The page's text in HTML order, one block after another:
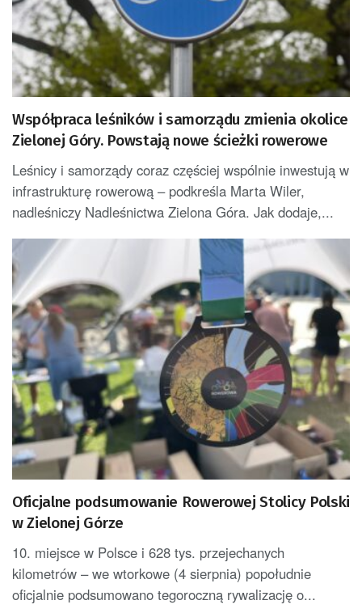
Współpraca leśników i samorządu zmienia okolice
Zielonej Góry. Powstają nowe ścieżki rowerowe
Leśnicy i samorządy coraz częściej wspólnie inwestują w
infrastrukturę rowerową – podkreśla Marta Wiler,
nadleśniczy Nadleśnictwa Zielona Góra. Jak dodaje,...
Oficjalne podsumowanie Rowerowej Stolicy Polski
w Zielonej Górze
10. miejsce w Polsce i 628 tys. przejechanych
kilometrów – we wtorkowe (4 sierpnia) popołudnie
oficjalnie podsumowano tegoroczną rywalizację o...